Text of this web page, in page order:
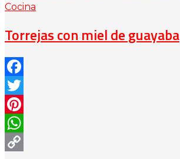
Cocina
Torrejas con miel de guayaba
Facebook
Twitter
Pinterest
WhatsApp